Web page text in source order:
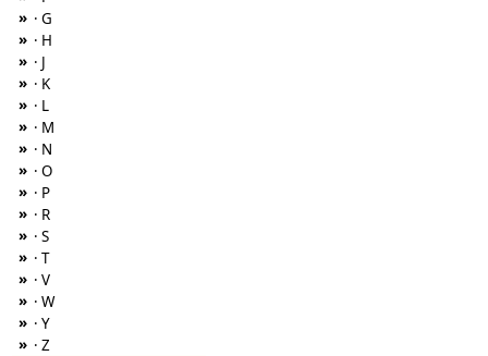
» · G
» · H
» · J
» · K
» · L
» · M
» · N
» · O
» · P
» · R
» · S
» · T
» · V
» · W
» · Y
» · Z